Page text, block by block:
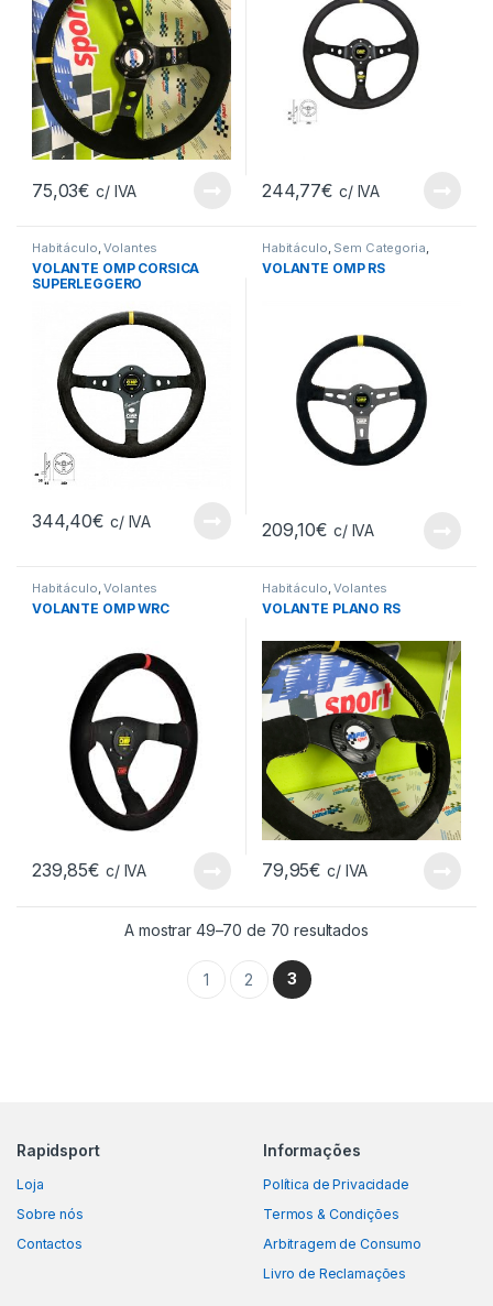
75,03€ c/ IVA 244,77€ c/ IVA
Habitáculo,Volantes
VOLANTE OMP CORSICA
SUPERLEGGERO
344,40€ c/ IVA
Habitáculo, Sem Categoria,
Volantes
VOLANTE OMP RS
209,10€ c/ IVA
Habitáculo,Volantes
VOLANTE OMP WRC
239,85€ c/ IVA
Habitáculo,Volantes
VOLANTE PLANO RS
79,95€ c/ IVA
A mostrar 49–70 de 70 resultados
1 2 3
Rapidsport
Loja
Sobre nós
Contactos
Informações
Política de Privacidade
Termos & Condições
Arbitragem de Consumo
Livro de Reclamações